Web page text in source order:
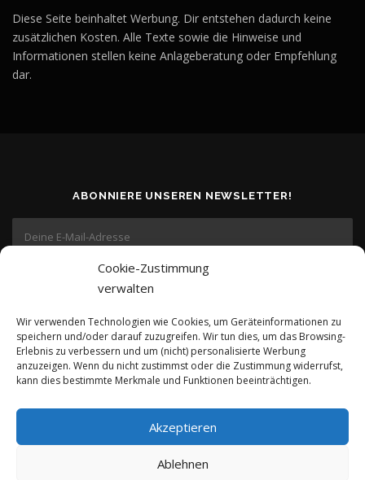
Cookie-Zustimmung
verwalten
Wir verwenden Technologien wie Cookies, um Geräteinformationen zu
speichern und/oder darauf zuzugreifen. Wir tun dies, um das Browsing-
Erlebnis zu verbessern und um (nicht) personalisierte Werbung
anzuzeigen. Wenn du nicht zustimmst oder die Zustimmung widerrufst,
kann dies bestimmte Merkmale und Funktionen beeinträchtigen.
Akzeptieren
Ablehnen
Diese Seite beinhaltet Werbung. Dir entstehen dadurch keine
zusätzlichen Kosten. Alle Texte sowie die Hinweise und
Informationen stellen keine Anlageberatung oder Empfehlung
dar.
ABONNIERE UNSEREN NEWSLETTER!
Copyright © 2026 kreativ-investieren.de